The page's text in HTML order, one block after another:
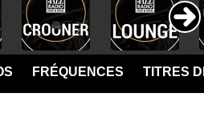
FRÉQUENCES TITRES